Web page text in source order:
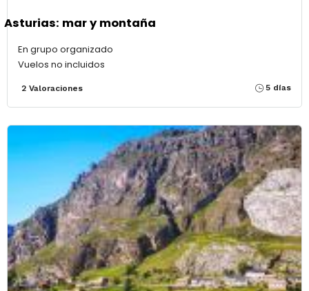
Asturias: mar y montaña
En grupo organizado
Vuelos no incluidos
2 Valoraciones 5 días